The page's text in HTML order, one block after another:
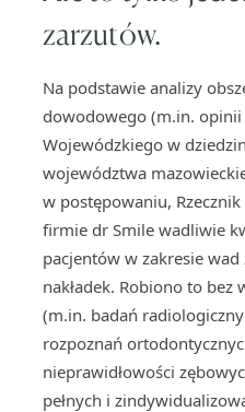
zarzutów.
Na podstawie analizy
dowodowego (m.in.
Wojewódzkiego w
województwa
w postępowaniu, Rzecznik
firmie dr Smile wadliwie
pacjentów w zakresie
nakładek. Robiono to bez
(m.in. badań
rozpoznań
nieprawidłowości
pełnych i